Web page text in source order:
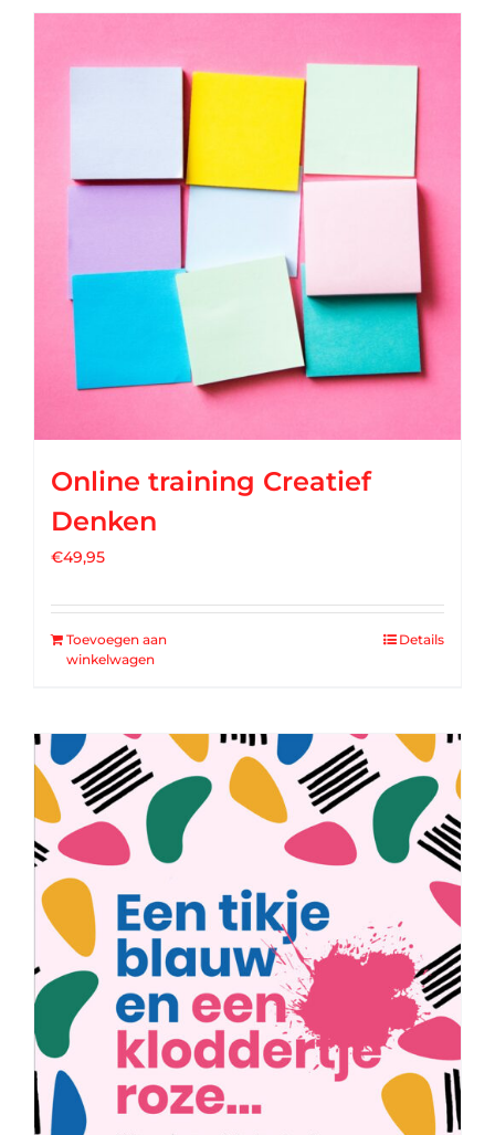
Online training Creatief
Denken
€49,95
Toevoegen aan
winkelwagen
Details